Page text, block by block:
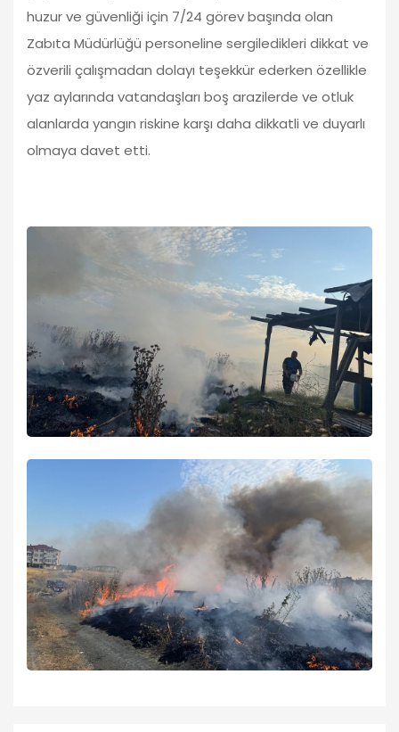
huzur ve güvenliği için 7/24 görev başında olan
Zabıta Müdürlüğü personeline sergiledikleri dikkat ve
özverili çalışmadan dolayı teşekkür ederken özellikle
yaz aylarında vatandaşları boş arazilerde ve otluk
alanlarda yangın riskine karşı daha dikkatli ve duyarlı
olmaya davet etti.